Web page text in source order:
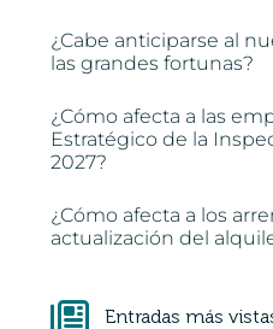
¿Cabe anticiparse al
las grandes fortunas?
¿Cómo afecta a las
Estratégico de la
2027?
¿Cómo afecta a los
actualización del
Entradas más